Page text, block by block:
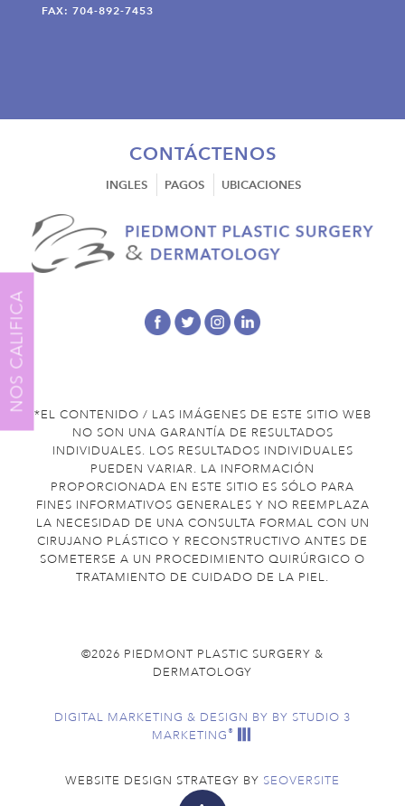
NOS CALIFICA
FAX: 704-892-7453
CONTÁCTENOS
INGLES PAGOS UBICACIONES
*EL CONTENIDO / LAS IMÁGENES DE ESTE SITIO WEB
NO SON UNA GARANTÍA DE RESULTADOS
INDIVIDUALES. LOS RESULTADOS INDIVIDUALES
PUEDEN VARIAR. LA INFORMACIÓN
PROPORCIONADA EN ESTE SITIO ES SÓLO PARA
FINES INFORMATIVOS GENERALES Y NO REEMPLAZA
LA NECESIDAD DE UNA CONSULTA FORMAL CON UN
CIRUJANO PLÁSTICO Y RECONSTRUCTIVO ANTES DE
SOMETERSE A UN PROCEDIMIENTO QUIRÚRGICO O
TRATAMIENTO DE CUIDADO DE LA PIEL.
©2026 PIEDMONT PLASTIC SURGERY &
DERMATOLOGY
DIGITAL MARKETING & DESIGN BY BY STUDIO 3
MARKETING®
WEBSITE DESIGN STRATEGY BY SEOVERSITE